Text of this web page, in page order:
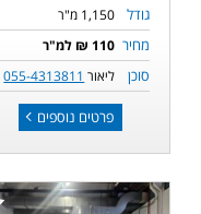
גודל 1,150 מ"ר
מחיר 110 ₪ למ"ר
סוכן ליאור 055-4313811
פרטים נוספים